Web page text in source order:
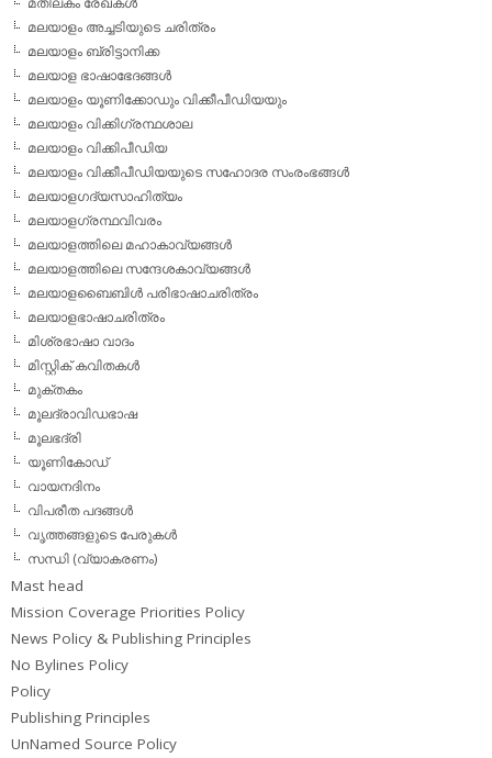
മലയാളം അച്ചടിയുടെ ചരിത്രം
മലയാളം ബ്രിട്ടാനിക്ക
മലയാള ഭാഷാഭേദങ്ങള്‍
മലയാളം യൂണിക്കോഡും വിക്കീപീഡിയയും
മലയാളം വിക്കിഗ്രന്ഥശാല
മലയാളം വിക്കിപീഡിയ
മലയാളം വിക്കീപീഡിയയുടെ സഹോദര സംരംഭങ്ങള്‍
മലയാളഗദ്യസാഹിത്യം
മലയാളഗ്രന്ഥവിവരം
മലയാളത്തിലെ മഹാകാവ്യങ്ങള്‍
മലയാളത്തിലെ സന്ദേശകാവ്യങ്ങള്‍
മലയാളബൈബിള്‍ പരിഭാഷാചരിത്രം
മലയാളഭാഷാചരിത്രം
മിശ്രഭാഷാ വാദം
മിസ്റ്റിക് കവിതകള്‍
മുക്തകം
മൂലദ്രാവിഡഭാഷ
മൂലഭദ്രി
യൂണികോഡ്
വായനദിനം
വിപരീത പദങ്ങള്‍
വൃത്തങ്ങളുടെ പേരുകള്‍
സന്ധി (വ്യാകരണം)
Mast head
Mission Coverage Priorities Policy
News Policy & Publishing Principles
No Bylines Policy
Policy
Publishing Principles
UnNamed Source Policy